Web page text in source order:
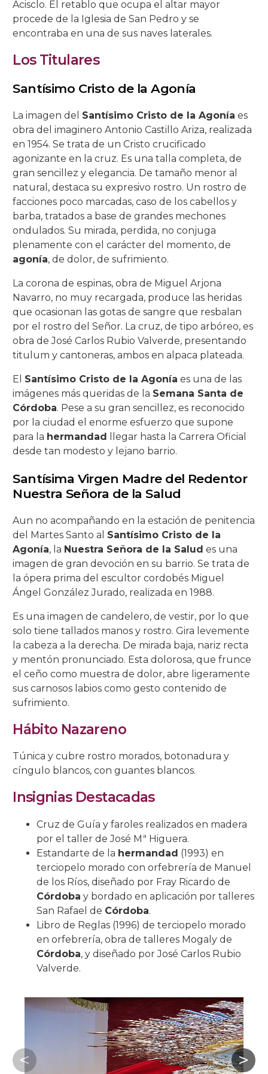
Salón Rojo
Salas de las Pinturas
Patio de las Rejas
Patio de los Gatos
Patio del Archivo
Patio del Pozo
Iglesia de Sto. Domingo de Silos
Presentación al Pueblo
Universitaria
La Piedad
Pasión
La Buena Muerte
La Caridad
La Expiración
La Soledad
C/ San Basilio, 14.
C/ San Basilio, 22.
C/ Maese Luis, 9.
C/ Siete Revueltas, 1
C/ Pastora, 2.
C/ Pozanco, 21.
C/ Trueque, 4.
C/ Zarco, 15.
Acisclo. El retablo que ocupa el altar mayor
procede de la Iglesia de San Pedro y se
encontraba en una de sus naves laterales.
Los Titulares
Santísimo Cristo de la Agonía
La imagen del Santísimo Cristo de la Agonía es
obra del imaginero Antonio Castillo Ariza, realizada
en 1954. Se trata de un Cristo crucificado
agonizante en la cruz. Es una talla completa, de
gran sencillez y elegancia. De tamaño menor al
natural, destaca su expresivo rostro. Un rostro de
facciones poco marcadas, caso de los cabellos y
barba, tratados a base de grandes mechones
ondulados. Su mirada, perdida, no conjuga
plenamente con el carácter del momento, de
agonía, de dolor, de sufrimiento.
La corona de espinas, obra de Miguel Arjona
Navarro, no muy recargada, produce las heridas
que ocasionan las gotas de sangre que resbalan
por el rostro del Señor. La cruz, de tipo arbóreo, es
obra de José Carlos Rubio Valverde, presentando
titulum y cantoneras, ambos en alpaca plateada.
El Santísimo Cristo de la Agonía es una de las
imágenes más queridas de la Semana Santa de
Córdoba. Pese a su gran sencillez, es reconocido
por la ciudad el enorme esfuerzo que supone
para la hermandad
llegar hasta la Carrera Oficial
desde tan modesto y lejano barrio.
Santísima Virgen Madre del Redentor
Nuestra Señora de la Salud
Aun no acompañando en la estación de penitencia
del Martes Santo al Santísimo Cristo de la
Agonía, la Nuestra Señora de la Salud es una
imagen de gran devoción en su barrio. Se trata de
la ópera prima del escultor cordobés Miguel
Ángel González Jurado, realizada en 1988.
Es una imagen de candelero, de vestir, por lo que
solo tiene tallados manos y rostro. Gira levemente
la cabeza a la derecha. De mirada baja, nariz recta
y mentón pronunciado. Esta dolorosa, que frunce
el ceño como muestra de dolor, abre ligeramente
sus carnosos labios como gesto contenido de
sufrimiento.
Hábito Nazareno
Túnica y cubre rostro morados, botonadura y
cíngulo blancos, con guantes blancos.
Insignias Destacadas
Cruz de Guía y faroles realizados en madera
por el taller de José Mª Higuera.
Estandarte de la hermandad (1993) en
terciopelo morado con orfebrería de Manuel
de los Ríos, diseñado por Fray Ricardo de
Córdoba y bordado en aplicación por talleres
San Rafael de Córdoba.
Libro de Reglas (1996) de terciopelo morado
en orfebrería, obra de talleres Mogaly de
Córdoba, y diseñado por José Carlos Rubio
Valverde.